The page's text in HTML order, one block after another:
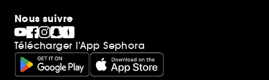
Nous suivre
Télécharger l’App Sephora